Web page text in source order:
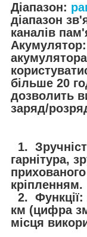
Діапазон:
діапазон
каналів
Акумулятор:
більше 20
дозволить
заряд/
1.
гарнітура,
кріпленням.
2. Функції:
км (цифра
місця